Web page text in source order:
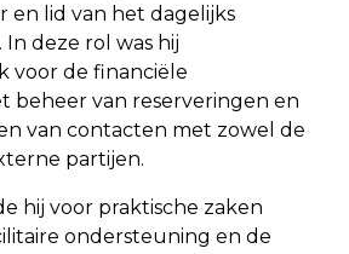
en lid van het dagelijks
deze rol was hij
voor de financiële
beheer van reserveringen en
van contacten met zowel de
partijen.
hij voor praktische zaken
ondersteuning en de